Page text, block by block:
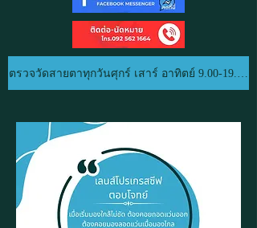
ตรวจวัดสายตาทุกวันศุกร์ เสาร์ อาทิตย์ 9.00-19.00 น.